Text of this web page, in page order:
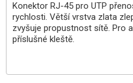
Konektor RJ-45 pro UTP
rychlosti. Větší vrstva zlata
zvyšuje propustnost sítě. Pro
příslušné kleště.